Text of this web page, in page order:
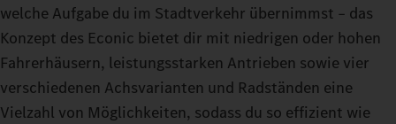
welche Aufgabe du im Stadtverkehr übernimmst – das
Konzept des Econic bietet dir mit niedrigen oder hohen
Fahrerhäusern, leistungsstarken Antrieben sowie vier
verschiedenen Achsvarianten und Radständen eine
Vielzahl von Möglichkeiten, sodass du so effizient wie